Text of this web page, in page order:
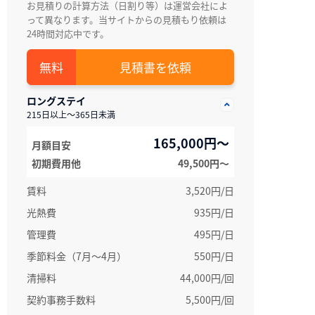
お見積りの計算方法（日割り等）は運営会社によ
って異なります。当サイトからの見積もり依頼は
24時間対応中です。
見積書を依頼
ロングステイ
215日以上～365日未満
月額目安 165,000円～
初期費用他
49,500円〜
賃料
3,520円/日
光熱費
935円/日
管理費
495円/日
季節料金（7月～4月）
550円/日
清掃料
44,000円/回
契約事務手数料
5,500円/回